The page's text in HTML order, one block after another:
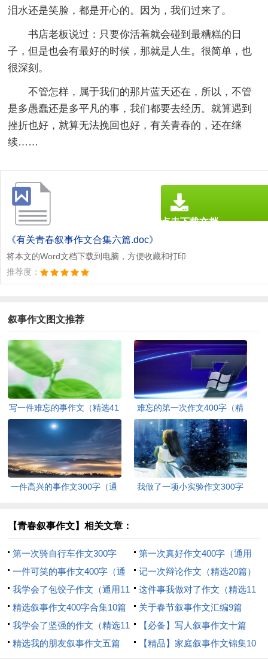
泪水还是笑脸，都是开心的。因为，我们过来了。
书店老板说过：只要你活着就会碰到最糟糕的日
子，但是也会有最好的时候，那就是人生。很简单，也
很深刻。
不管怎样，属于我们的那片蓝天还在，所以，不管
是多愚蠢还是多平凡的事，我们都要去经历。就算遇到
挫折也好，就算无法挽回也好，有关青春的，还在继
续……
《有关青春叙事作文合集六篇.doc》
将本文的Word文档下载到电脑，方便收藏和打印
推荐度：
点击下载文档
叙事作文图文推荐
写一件难忘的事作文（精选41
篇）
难忘的第一次作文400字（精
选16篇）
一件高兴的事作文300字（通
我做了一项小实验作文300字
【青春叙事作文】相关文章：
第一次骑自行车作文300字
（精选22篇）
第一次真好作文400字（通用
10篇）
一件可笑的事作文400字（通
用15篇）
记一次辩论作文（精选20篇）
我学会了包饺子作文（通用11
篇）
这件事我做对了作文（精选11
篇）
精选叙事作文400字合集10篇
关于春节叙事作文汇编9篇
我学会了坚强的作文（精选11
篇）
【必备】写人叙事作文十篇
精选我的朋友叙事作文五篇
【精品】家庭叙事作文锦集10